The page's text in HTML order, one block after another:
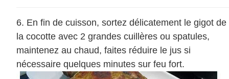
En fin de cuisson, sortez délicatement le gigot de
la cocotte avec 2 grandes cuillères ou spatules,
maintenez au chaud, faites réduire le jus si
nécessaire quelques minutes sur feu fort.